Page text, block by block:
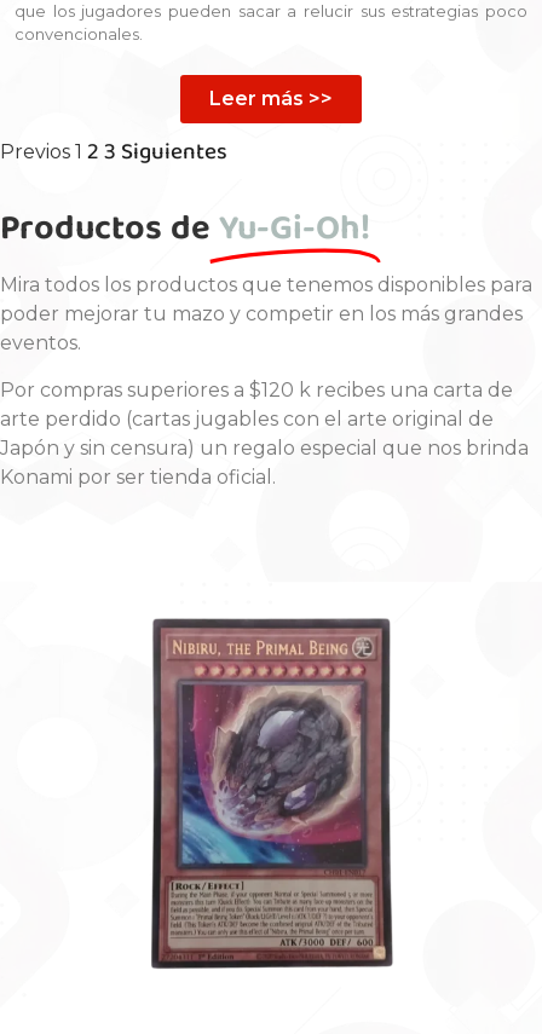
que los jugadores pueden sacar a relucir sus estrategias poco
convencionales.
Leer más >>
Previos 1 23Siguientes
Productos deYu-Gi-Oh!
Mira todos los productos que tenemos disponibles para
poder mejorar tu mazo y competir en los más grandes
eventos.
Por compras superiores a $120 k recibes una carta de
arte perdido (cartas jugables con el arte original de
Japón y sin censura) un regalo especial que nos brinda
Konami por ser tienda oficial.